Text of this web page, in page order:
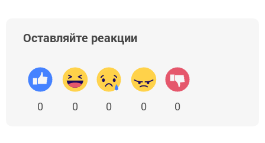
Оставляйте реакции
0 0 0 0 0